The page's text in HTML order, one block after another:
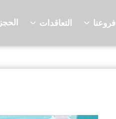
فروعنا التعاقدات الحجز